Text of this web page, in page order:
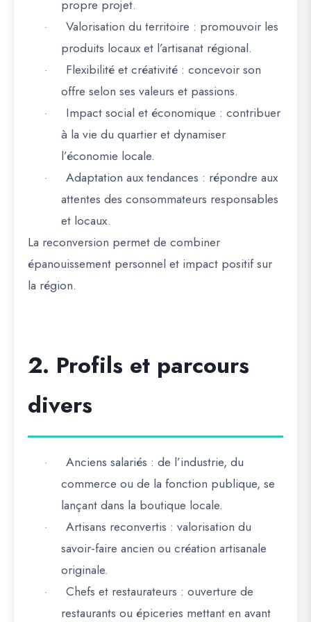
propre projet.
· Valorisation du territoire : promouvoir les
produits locaux et l’artisanat régional.
· Flexibilité et créativité : concevoir son
offre selon ses valeurs et passions.
· Impact social et économique : contribuer
à la vie du quartier et dynamiser
l’économie locale.
· Adaptation aux tendances : répondre aux
attentes des consommateurs responsables
et locaux.
La reconversion permet de combiner
épanouissement personnel et impact positif sur
la région.
2. Profils et parcours
divers
· Anciens salariés : de l’industrie, du
commerce ou de la fonction publique, se
lançant dans la boutique locale.
· Artisans reconvertis : valorisation du
savoir-faire ancien ou création artisanale
originale.
· Chefs et restaurateurs : ouverture de
restaurants ou épiceries mettant en avant